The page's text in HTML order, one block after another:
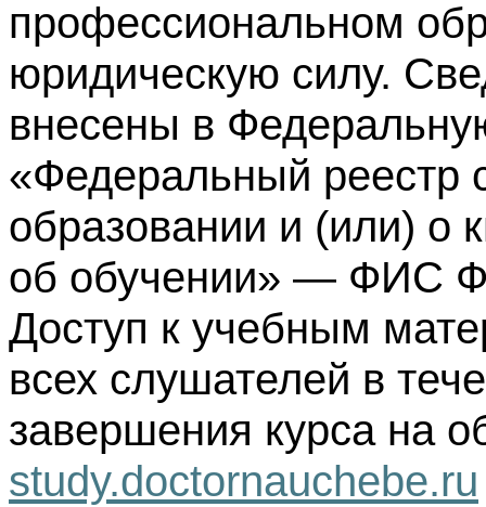
профессиональном
юридическую силу.
внесены в
«Федеральный реестр
образовании и (или) о
об обучении» — ФИС
Доступ к учебным
всех слушателей в
завершения курса на
study.doctornauchebe.ru